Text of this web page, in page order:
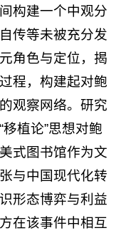
构建一个中观分
传等未被充分发
角色与定位，揭
程，构建起对鲍
观察网络。研究
植论”思想对鲍
式图书馆作为文
与中国现代化转
形态博弈与利益
在该事件中相互